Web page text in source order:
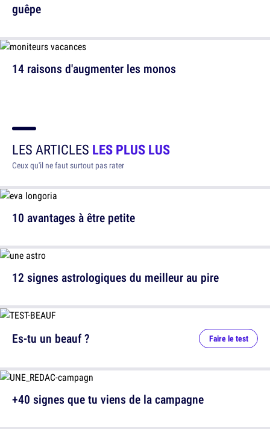
guêpe
14 raisons d'augmenter les monos
LES ARTICLES LES PLUS LUS
Ceux qu'il ne faut surtout pas rater
10 avantages à être petite
12 signes astrologiques du meilleur au pire
Es-tu un beauf ? Faire le test
+40 signes que tu viens de la campagne